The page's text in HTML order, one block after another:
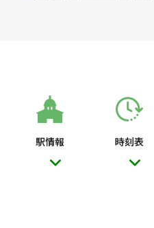
駅情報 時刻表